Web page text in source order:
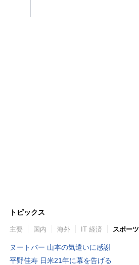
トピックス
主要 国内 海外 IT 経済 スポーツ
ヌートバー 山本の気遣いに感謝
平野佳寿 日米21年に幕を告げる